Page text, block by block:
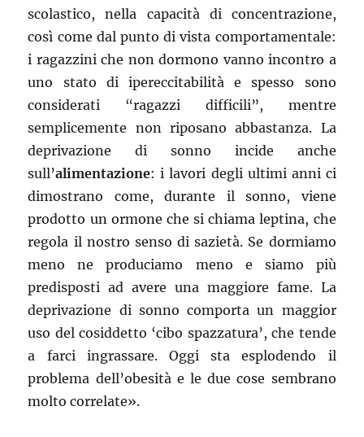
scolastico, nella capacità di concentrazione,
così come dal punto di vista comportamentale:
i ragazzini che non dormono vanno incontro a
uno stato di ipereccitabilità e spesso sono
considerati “ragazzi difficili”, mentre
semplicemente non riposano abbastanza. La
deprivazione di sonno incide anche
sull’alimentazione: i lavori degli ultimi anni ci
dimostrano come, durante il sonno, viene
prodotto un ormone che si chiama leptina, che
regola il nostro senso di sazietà. Se dormiamo
meno ne produciamo meno e siamo più
predisposti ad avere una maggiore fame. La
deprivazione di sonno comporta un maggior
uso del cosiddetto ‘cibo spazzatura’, che tende
a farci ingrassare. Oggi sta esplodendo il
problema dell’obesità e le due cose sembrano
molto correlate».